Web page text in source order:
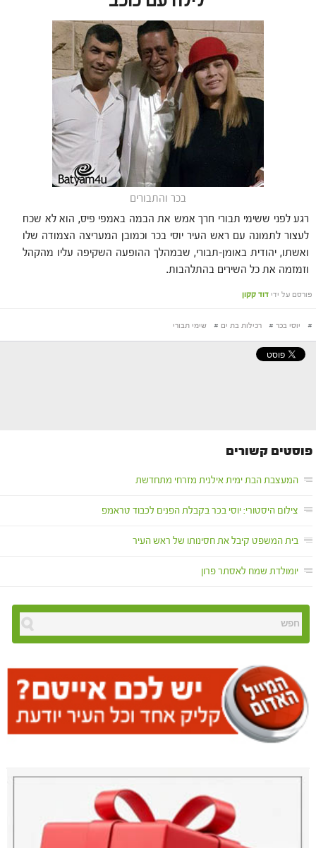
בכר והתבורים
רגע לפני ששימי תבורי חרך אמש את הבמה באמפי פיס, הוא לא שכח
לעצור לתמונה עם ראש העיר יוסי בכר וכמובן המעריצה הצמודה שלו
ואשתו, יהודית באומן-תבורי, שבמהלך ההופעה השקיפה עליו מהקהל
וזמזמה את כל השירים בהתלהבות.
פורסם על ידי דוד קקון
# יוסי בכר # רכילות בת ים # שימי תבורי
פוסטים קשורים
המעצבת הבת ימית אילנית מזרחי מתחדשת
צילום היסטורי: יוסי בכר בקבלת הפנים לכבוד טראמפ
בית המשפט קיבל את חסינותו של ראש העיר
יומולדת שמח לאסתר פרון